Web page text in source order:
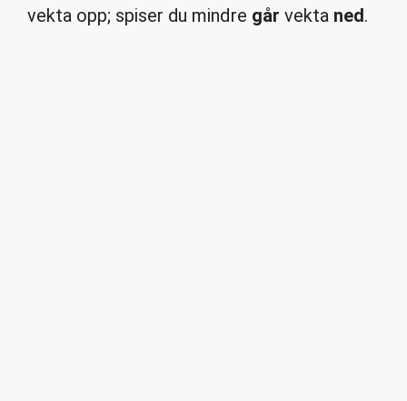
vekta opp; spiser du mindre går vekta ned.